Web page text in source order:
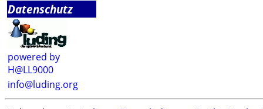
Datenschutz
powered by
H@LL9000
info@luding.org